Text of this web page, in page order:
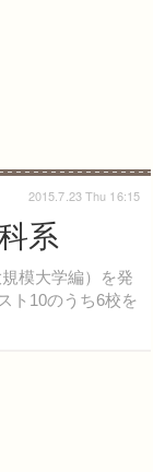
系
模大学編）を発
ト10のうち6校を
2015.7.23 Thu 16:15